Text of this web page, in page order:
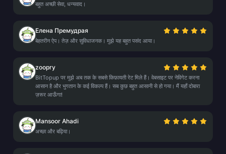
बहुत अच्छी सेवा, धन्यवाद।
Елена Премудрая
बेहतरीन ऐप। तेज़ और सुविधाजनक। मुझे यह बहुत पसंद आया।
zoopry
BitTopup पर मुझे अब तक के सबसे किफ़ायती रेट मिले हैं। वेबसाइट पर नेविगेट करना
आसान है और भुगतान के कई विकल्प हैं। सब कुछ बहुत आसानी से हो गया। मैं यहाँ दोबारा
ज़रूर आऊँगा!
Mansoor Ahadi
अच्छा और बढ़िया।